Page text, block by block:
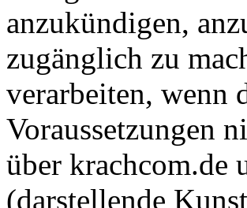
anzukündigen,
zugänglich zu
verarbeiten, wenn
Voraussetzungen
über krachcom.de
(darstellende